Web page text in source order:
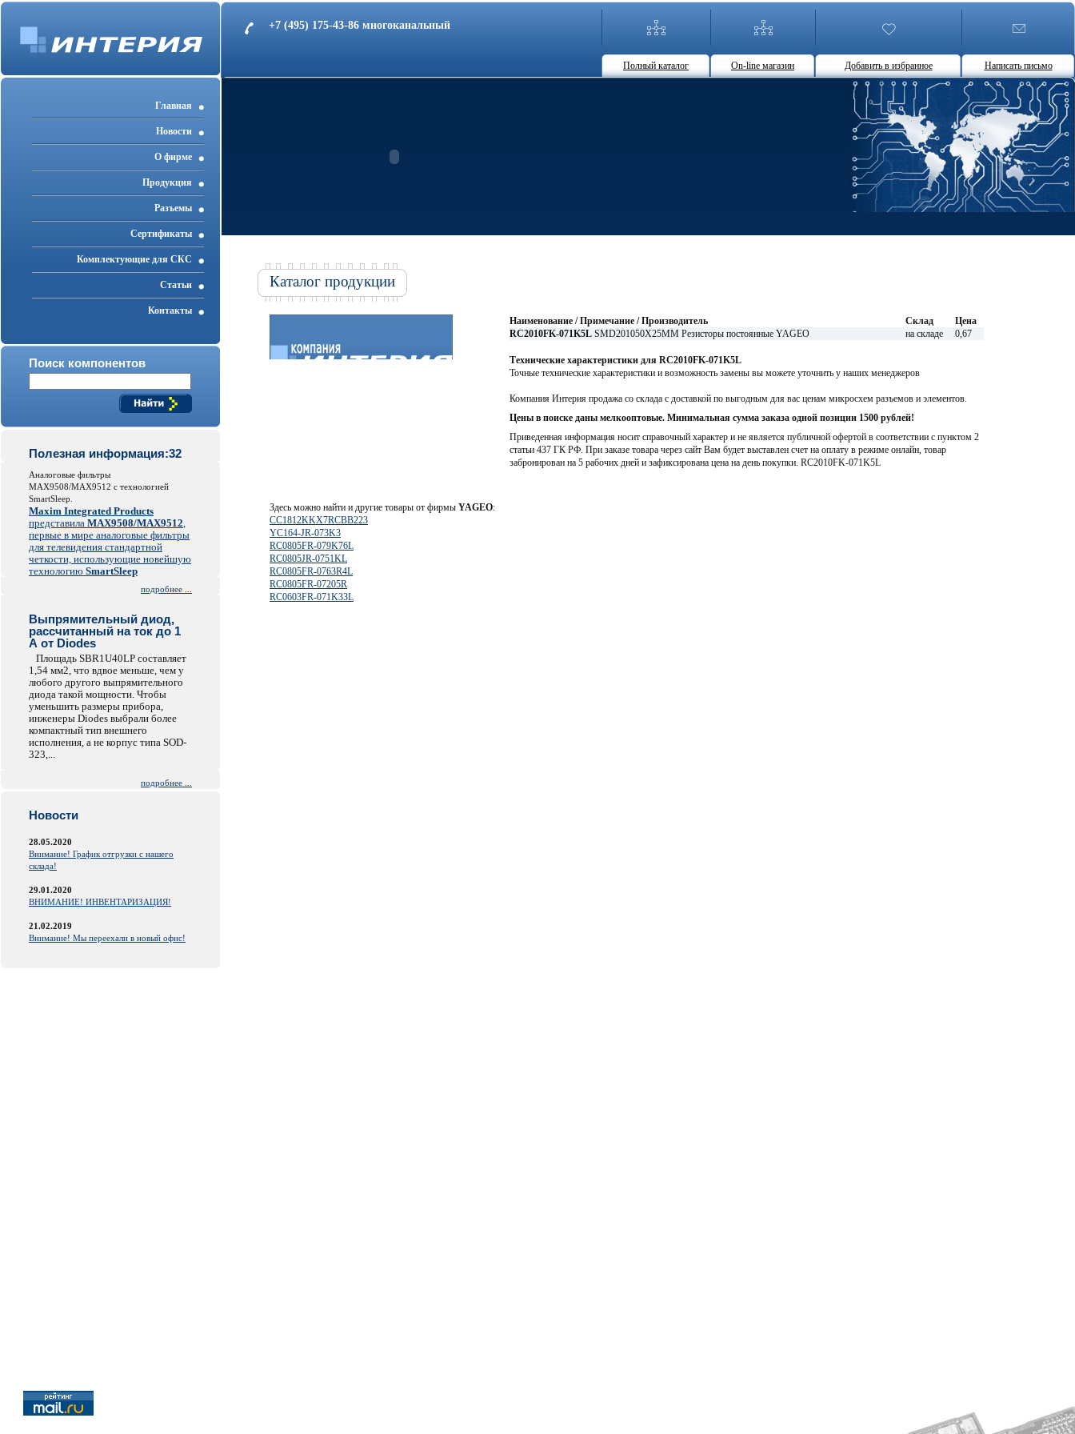
+7 (495) 175-43-86 многоканальный
Полный каталог On-line магазин Добавить в избранное Написать письмо
Главная
Новости
О фирме
Продукция
Разъемы
Cертификаты
Комплектующие для СКС
Статьи
Контакты
Поиск компонентов
Полезная информация:32
Аналоговые фильтры
MAX9508/MAX9512 с технологией
SmartSleep.
Maxim Integrated Products
представила MAX9508/MAX9512,
первые в мире аналоговые фильтры
для телевидения стандартной
четкости, использующие новейшую
технологию SmartSleep
подробнее ...
Выпрямительный диод,
рассчитанный на ток до 1
А от Diodes
Площадь SBR1U40LP составляет
1,54 мм2, что вдвое меньше, чем у
любого другого выпрямительного
диода такой мощности. Чтобы
уменьшить размеры прибора,
инженеры Diodes выбрали более
компактный тип внешнего
исполнения, а не корпус типа SOD-
323,...
подробнее ...
Новости
28.05.2020
Внимание! График отгрузки с нашего
склада!
29.01.2020
ВНИМАНИЕ! ИНВЕНТАРИЗАЦИЯ!
21.02.2019
Внимание! Мы переехали в новый офис!
Каталог продукции
Наименование / Примечание / Производитель Склад
Цена
RC2010FK-071K5L SMD201050X25MM Резисторы постоянные YAGEO на складе 0,67
Технические характеристики для RC2010FK-071K5L
Точные технические характеристики и возможность замены вы можете уточнить у наших менеджеров
Компания Интерия продажа со склада с доставкой по выгодным для вас ценам микросхем разъемов и элементов.
Цены в поиске даны мелкооптовые. Минимальная сумма заказа одной позиции 1500 рублей!
Приведенная информация носит справочный характер и не является публичной офертой в соответствии с пунктом 2
статьи 437 ГК РФ. При заказе товара через сайт Вам будет выставлен счет на оплату в режиме онлайн, товар
забронирован на 5 рабочих дней и зафиксирована цена на день покупки. RC2010FK-071K5L
Здесь можно найти и другие товары от фирмы YAGEO:
CC1812KKX7RCBB223
YC164-JR-073K3
RC0805FR-079K76L
RC0805JR-0751KL
RC0805FR-0763R4L
RC0805FR-07205R
RC0603FR-071K33L